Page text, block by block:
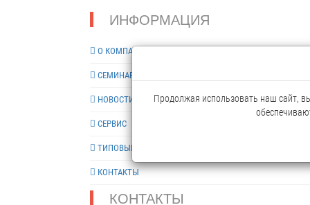
ИНФОРМАЦИЯ
О КОМПАНИИ
СЕМИНАРЫ
НОВОСТИ
СЕРВИС
ТИПОВЫЕ РЕШЕНИЯ
КОНТАКТЫ
КОНТАКТЫ
Продолжая использовать наш сайт,